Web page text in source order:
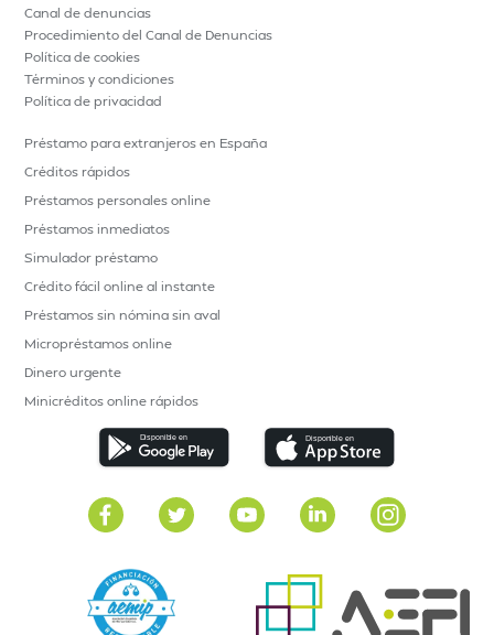
Canal de denuncias
Procedimiento del Canal de Denuncias
Política de cookies
Términos y condiciones
Política de privacidad
Préstamo para extranjeros en España
Créditos rápidos
Préstamos personales online
Préstamos inmediatos
Simulador préstamo
Crédito fácil online al instante
Préstamos sin nómina sin aval
Micropréstamos online
Dinero urgente
Minicréditos online rápidos